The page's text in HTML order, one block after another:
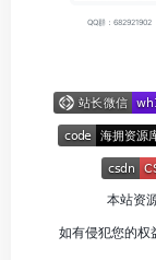
QQ群：682921902
本站资
如有侵犯您的